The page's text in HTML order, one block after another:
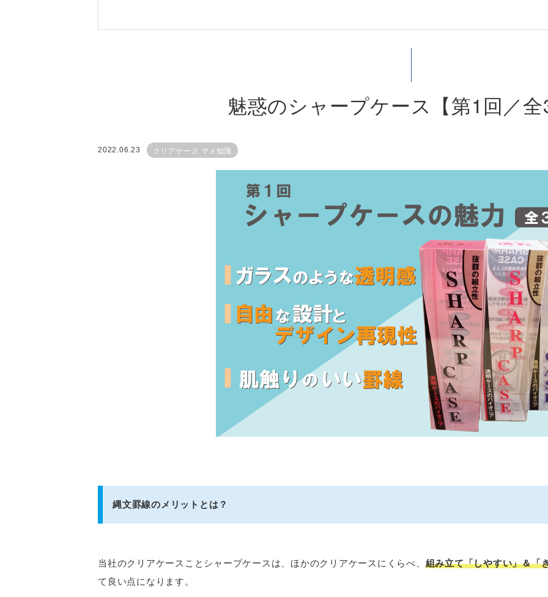
魅惑のシャープケース【第1回／
2022.06.23 クリアケース マメ知識
縄文罫線のメリットとは？
当社のクリアケースことシャープケースは、ほかのクリアケースにくらべ、 組み立て「しやすい」＆「
て良い点になります。